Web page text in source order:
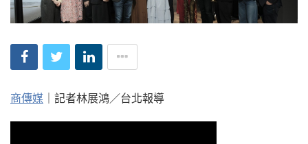
商傳媒 ｜記者林展鴻／台北報導